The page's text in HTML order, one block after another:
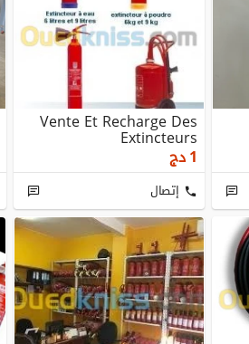
Vente Et Recharge Des
Extincteurs
1دج
إتصال